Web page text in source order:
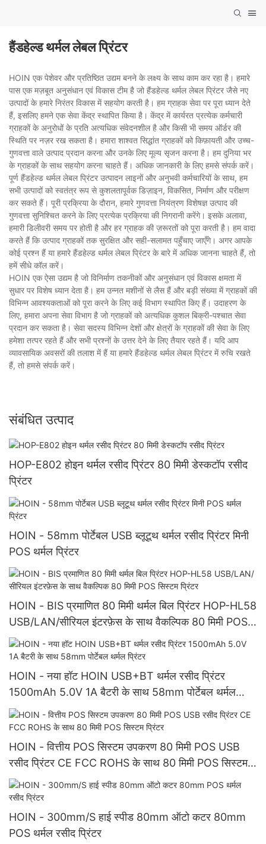
हैंडहेल्ड थर्मल लेबल प्रिंटर
HOIN एक पेशेवर और प्रतिष्ठित उद्यम बनने के लक्ष्य के साथ काम कर रहा है। हमारे
पास एक मज़बूत अनुसंधान एवं विकास टीम है जो हैंडहेल्ड थर्मल लेबल प्रिंटर जैसे नए
उत्पादों के हमारे निरंतर विकास में सहयोग करती है। हम ग्राहक सेवा पर पूरा ध्यान देते
हैं, इसलिए हमने एक सेवा केंद्र स्थापित किया है। केंद्र में कार्यरत प्रत्येक कर्मचारी
ग्राहकों के अनुरोधों के प्रति अत्यधिक संवेदनशील है और किसी भी समय ऑर्डर की
स्थिति पर नज़र रख सकता है। हमारा शाश्वत सिद्धांत ग्राहकों को किफ़ायती और उच्च-
गुणवत्ता वाले उत्पाद प्रदान करना और उनके लिए मूल्य सृजन करना है। हम दुनिया भर
के ग्राहकों के साथ सहयोग करना चाहते हैं। अधिक जानकारी के लिए हमसे संपर्क करें।
पूर्ण हैंडहेल्ड थर्मल लेबल प्रिंटर उत्पादन लाइनों और अनुभवी कर्मचारियों के साथ, हम
सभी उत्पादों को स्वतंत्र रूप से कुशलतापूर्वक डिज़ाइन, विकसित, निर्माण और परीक्षण
कर सकते हैं। पूरी प्रक्रिया के दौरान, हमारे गुणवत्ता नियंत्रण विशेषज्ञ उत्पाद की
गुणवत्ता सुनिश्चित करने के लिए प्रत्येक प्रक्रिया की निगरानी करेंगे। इसके अलावा,
हमारी डिलीवरी समय पर होती है और हर ग्राहक की ज़रूरतों को पूरा करती है। हम वादा
करते हैं कि उत्पाद ग्राहकों तक सुरक्षित और सही-सलामत पहुँचाए जाएँगे। अगर आपके
कोई प्रश्न हैं या हमारे हैंडहेल्ड थर्मल लेबल प्रिंटर के बारे में अधिक जानना चाहते हैं, तो
हमें सीधे कॉल करें।
HOIN एक ऐसा उद्यम है जो विनिर्माण तकनीकों और अनुसंधान एवं विकास क्षमता में
सुधार पर विशेष ध्यान देता है। हम उन्नत मशीनों से लैस हैं और बड़ी संख्या में ग्राहकों की
विभिन्न आवश्यकताओं को पूरा करने के लिए कई विभाग स्थापित किए हैं। उदाहरण के
लिए, हमारा अपना सेवा विभाग है जो ग्राहकों को अत्यधिक कुशल बिक्री-पश्चात सेवा
प्रदान कर सकता है। सेवा सदस्य विभिन्न देशों और क्षेत्रों के ग्राहकों की सेवा के लिए
हमेशा तत्पर रहते हैं और सभी प्रश्नों के उत्तर देने के लिए तैयार रहते हैं। यदि आप
व्यावसायिक अवसरों की तलाश में हैं या हमारे हैंडहेल्ड थर्मल लेबल प्रिंटर में रुचि रखते
हैं, तो हमसे संपर्क करें।
संबंधित उत्पाद
HOP-E802 होइन थर्मल रसीद प्रिंटर 80 मिमी डेस्कटॉप रसीद
प्रिंटर
HOIN - 58mm पोर्टेबल USB ब्लूटूथ थर्मल रसीद प्रिंटर मिनी
POS थर्मल प्रिंटर
HOIN - BIS प्रमाणित 80 मिमी थर्मल बिल प्रिंटर HOP-HL58
USB/LAN/सीरियल इंटरफ़ेस के साथ वैकल्पिक 80 मिमी POS
सिस्टम प्रिंटर
HOIN - नया हॉट HOIN USB+BT थर्मल रसीद प्रिंटर
1500mAh 5.0V 1A बैटरी के साथ 58mm पोर्टेबल थर्मल
प्रिंटर
HOIN - वित्तीय POS सिस्टम उपकरण 80 मिमी POS USB
रसीद प्रिंटर CE FCC ROHS के साथ 80 मिमी POS सिस्टम
प्रिंटर
HOIN - 300mm/S हाई स्पीड 80mm ऑटो कटर 80mm
POS थर्मल रसीद प्रिंटर